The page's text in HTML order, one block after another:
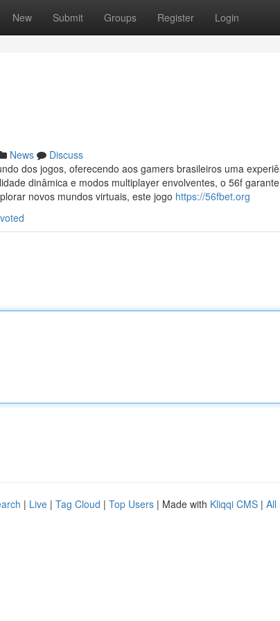
New Submit Groups Register Login
News
Discuss
dos jogos, oferecendo aos gamers brasileiros uma
dinâmica e modos multiplayer envolventes, o 56f
novos mundos virtuais, este jogo https://56fbet.org
| Live | Tag Cloud | Top Users | Made with Kliqqi CMS | All